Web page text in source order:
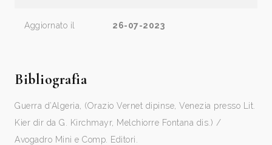
Aggiornato il 26-07-2023
Bibliografia
Guerra d’Algeria, (Orazio Vernet dipinse, Venezia presso Lit.
Kier dir da G. Kirchmayr, Melchiorre Fontana dis.) /
Avogadro Mini e Comp. Editori.